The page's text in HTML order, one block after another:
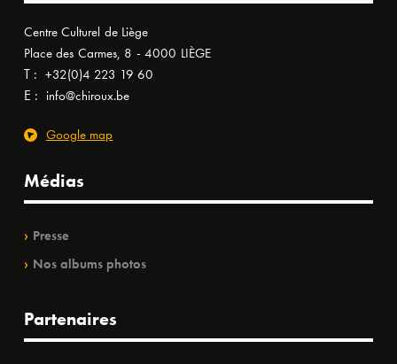
Centre Culturel de Liège
Place des Carmes, 8 - 4000 LIÈGE
T : +32(0)4 223 19 60
E : info@chiroux.be
Google map
Médias
Presse
Nos albums photos
Partenaires